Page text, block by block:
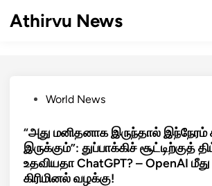
Athirvu News
PostedWorld News
“அது மனிதனாக இருந்தால் இந்நேரம்
இருக்கும்”: துப்பாக்கிச் சூட்டிற்குத்
உதவியதா ChatGPT? – OpenAI மீது
கிரிமினல் வழக்கு!